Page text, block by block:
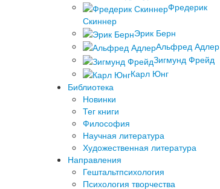
Фредерик
Скиннер
Эрик Берн
Альфред Адлер
Зигмунд Фрейд
Карл Юнг
Библиотека
Новинки
Тег книги
Философия
Научная литература
Художественная литература
Направления
Гештальтпсихология
Психология творчества